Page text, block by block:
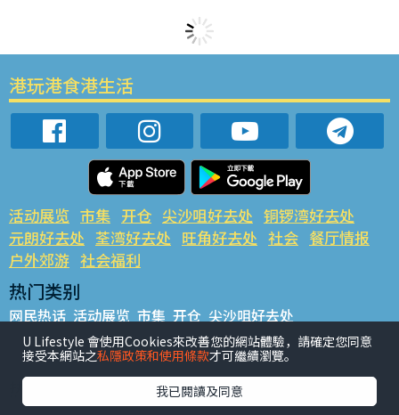
港玩港食港生活
活动展览 市集 开仓 尖沙咀好去处 铜锣湾好去处
元朗好去处 荃湾好去处 旺角好去处 社会 餐厅情报
户外郊游 社会福利
热门类别
网民热话 活动展览 市集 开仓 尖沙咀好去处
铜锣湾好去处 元朗好去处 荃湾好去处 旺角好去处 社会
餐厅情报 户外郊游
热门标签
U Lifestyle 會使用Cookies來改善您的網站體驗，請確定您同意
接受本網站之私隱政策和使用條款才可繼續瀏覽。
我已閱讀及同意